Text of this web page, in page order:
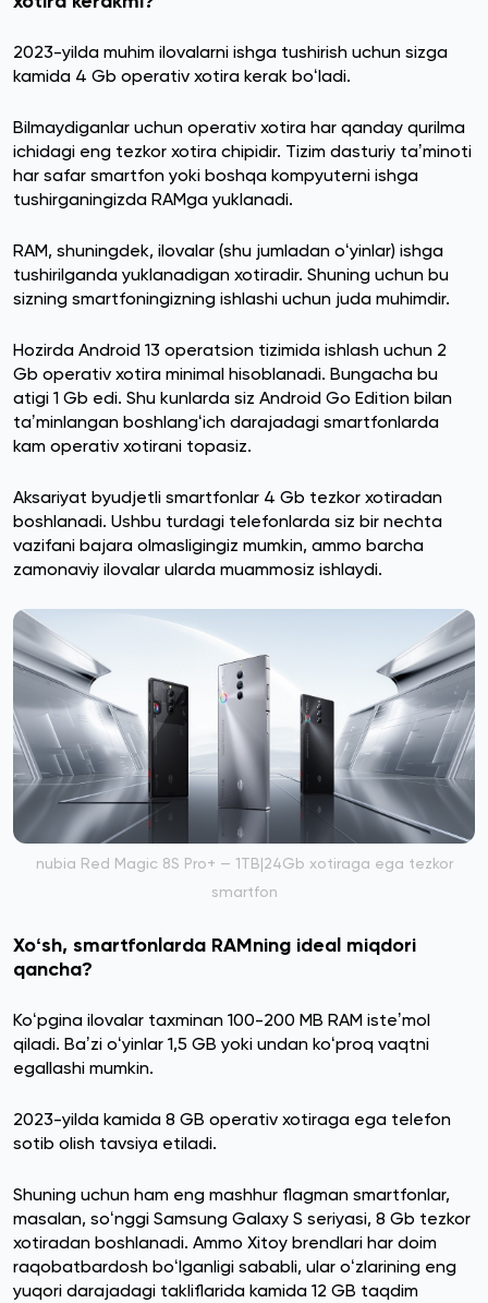
2023-yilda muhim ilovalarni ishga tushirish uchun sizga
kamida 4 Gb operativ xotira kerak boʻladi.
Bilmaydiganlar uchun operativ xotira har qanday qurilma
ichidagi eng tezkor xotira chipidir. Tizim dasturiy taʼminoti
har safar smartfon yoki boshqa kompyuterni ishga
tushirganingizda RAMga yuklanadi.
RAM, shuningdek, ilovalar (shu jumladan oʻyinlar) ishga
tushirilganda yuklanadigan xotiradir. Shuning uchun bu
sizning smartfoningizning ishlashi uchun juda muhimdir.
Hozirda Android 13 operatsion tizimida ishlash uchun 2
Gb operativ xotira minimal hisoblanadi. Bungacha bu
atigi 1 Gb edi. Shu kunlarda siz Android Go Edition bilan
taʼminlangan boshlangʻich darajadagi smartfonlarda
kam operativ xotirani topasiz.
Aksariyat byudjetli smartfonlar 4 Gb tezkor xotiradan
boshlanadi. Ushbu turdagi telefonlarda siz bir nechta
vazifani bajara olmasligingiz mumkin, ammo barcha
zamonaviy ilovalar ularda muammosiz ishlaydi.
nubia Red Magic 8S Pro+ — 1TB|24Gb xotiraga ega tezkor
smartfon
Xoʻsh, smartfonlarda RAMning ideal miqdori
qancha?
Koʻpgina ilovalar taxminan 100-200 MB RAM isteʼmol
qiladi. Baʼzi oʻyinlar 1,5 GB yoki undan koʻproq vaqtni
egallashi mumkin.
2023-yilda kamida 8 GB operativ xotiraga ega telefon
sotib olish tavsiya etiladi.
Shuning uchun ham eng mashhur flagman smartfonlar,
masalan, soʻnggi Samsung Galaxy S seriyasi, 8 Gb tezkor
xotiradan boshlanadi. Ammo Xitoy brendlari har doim
raqobatbardosh boʻlganligi sababli, ular oʻzlarining eng
yuqori darajadagi takliflarida kamida 12 GB taqdim